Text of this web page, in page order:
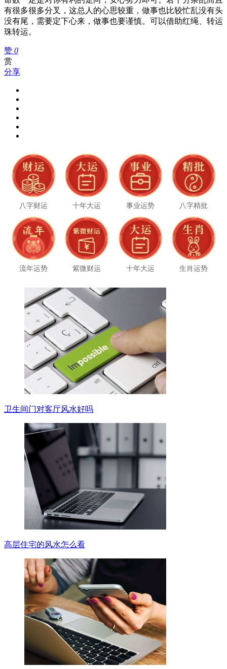
有很多很多分叉，这总人的心思较重，做事也比较忙乱没有头
没有尾，需要定下心来，做事也要谨慎。可以借助红绳、转运
珠转运。
赞 0
赏
分享
八字财运 十年大运 事业运势 八字精批
流年运势 紫微财运 十年大运 生肖运势
卫生间门对客厅风水好吗
高层住宅的风水怎么看